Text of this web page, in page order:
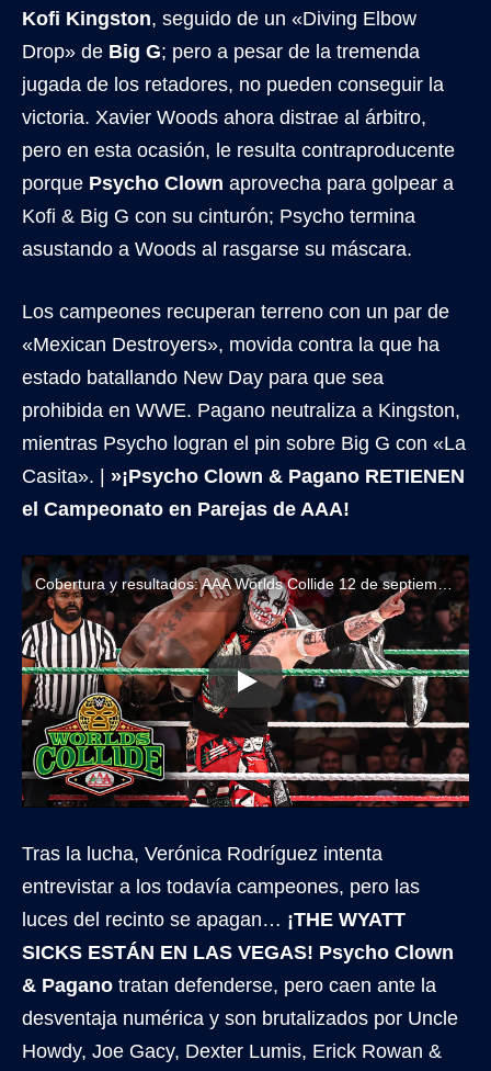
Kofi Kingston, seguido de un «Diving Elbow
Drop» de Big G; pero a pesar de la tremenda
jugada de los retadores, no pueden conseguir la
victoria. Xavier Woods ahora distrae al árbitro,
pero en esta ocasión, le resulta contraproducente
porque Psycho Clown aprovecha para golpear a
Kofi & Big G con su cinturón; Psycho termina
asustando a Woods al rasgarse su máscara.
Los campeones recuperan terreno con un par de
«Mexican Destroyers», movida contra la que ha
estado batallando New Day para que sea
prohibida en WWE. Pagano neutraliza a Kingston,
mientras Psycho logran el pin sobre Big G con «La
Casita». | »¡Psycho Clown & Pagano RETIENEN
el Campeonato en Parejas de AAA!
Cobertura y resultados: AAA Worlds Collide 12 de septiembre de 2025
Tras la lucha, Verónica Rodríguez intenta
entrevistar a los todavía campeones, pero las
luces del recinto se apagan… ¡THE WYATT
SICKS ESTÁN EN LAS VEGAS! Psycho Clown
& Pagano tratan defenderse, pero caen ante la
desventaja numérica y son brutalizados por Uncle
Howdy, Joe Gacy, Dexter Lumis, Erick Rowan &